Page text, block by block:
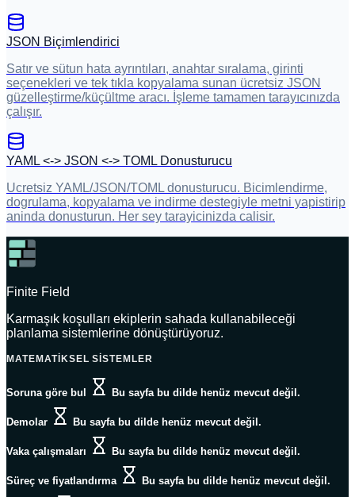
JSON Biçimlendirici
Satır ve sütun hata ayrıntıları, anahtar sıralama, girinti
seçenekleri ve tek tıkla kopyalama sunan ücretsiz JSON
güzelleştirme/küçültme aracı. İşleme tamamen tarayıcınızda
çalışır.
YAML <-> JSON <-> TOML Donusturucu
Ucretsiz YAML/JSON/TOML donusturucu. Bicimlendirme,
dogrulama, kopyalama ve indirme destegiyle metni yapistirip
aninda donusturun. Her sey tarayicinizda calisir.
Finite Field
Karmaşık koşulları ekiplerin sahada kullanabileceği
planlama sistemlerine dönüştürüyoruz.
MATEMATIKSEL SISTEMLER
Soruna göre bul Bu sayfa bu dilde henüz mevcut değil.
Demolar Bu sayfa bu dilde henüz mevcut değil.
Vaka çalışmaları Bu sayfa bu dilde henüz mevcut değil.
Süreç ve fiyatlandırma Bu sayfa bu dilde henüz mevcut değil.